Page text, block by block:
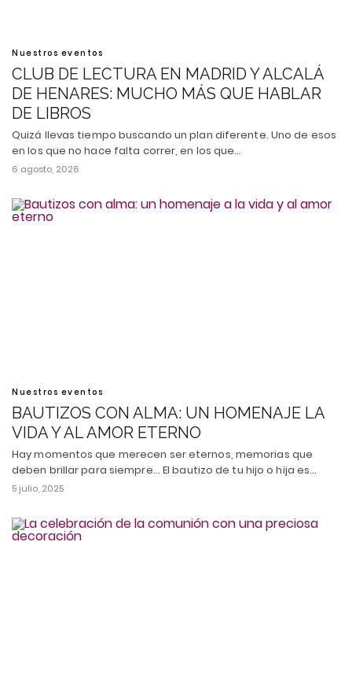
Nuestros eventos
CLUB DE LECTURA EN MADRID Y ALCALÁ
DE HENARES: MUCHO MÁS QUE HABLAR
DE LIBROS
Quizá llevas tiempo buscando un plan diferente. Uno de esos
en los que no hace falta correr, en los que…
6 agosto, 2026
Nuestros eventos
BAUTIZOS CON ALMA: UN HOMENAJE LA
VIDA Y AL AMOR ETERNO
Hay momentos que merecen ser eternos, memorias que
deben brillar para siempre... El bautizo de tu hijo o hija es…
5 julio, 2025